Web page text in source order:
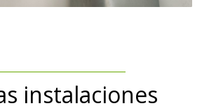
instalaciones